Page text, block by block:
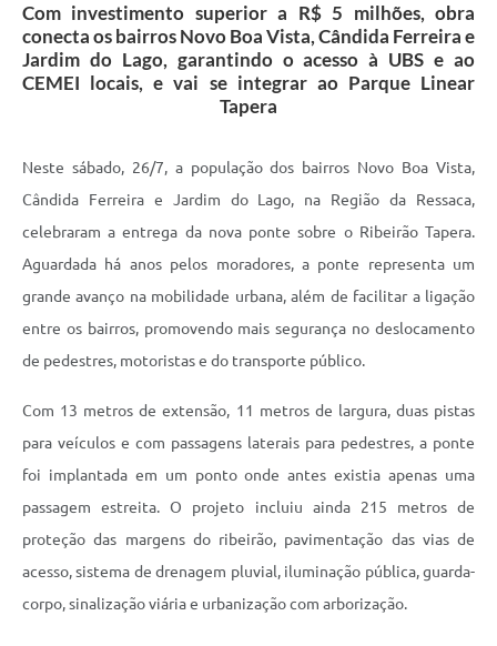
Com investimento superior a R$ 5 milhões, obra
conecta os bairros Novo Boa Vista, Cândida Ferreira e
Jardim do Lago, garantindo o acesso à UBS e ao
CEMEI locais, e vai se integrar ao Parque Linear
Tapera
Neste sábado, 26/7, a população dos bairros Novo Boa Vista,
Cândida Ferreira e Jardim do Lago, na Região da Ressaca,
celebraram a entrega da nova ponte sobre o Ribeirão Tapera.
Aguardada há anos pelos moradores, a ponte representa um
grande avanço na mobilidade urbana, além de facilitar a ligação
entre os bairros, promovendo mais segurança no deslocamento
de pedestres, motoristas e do transporte público.
Com 13 metros de extensão, 11 metros de largura, duas pistas
para veículos e com passagens laterais para pedestres, a ponte
foi implantada em um ponto onde antes existia apenas uma
passagem estreita. O projeto incluiu ainda 215 metros de
proteção das margens do ribeirão, pavimentação das vias de
acesso, sistema de drenagem pluvial, iluminação pública, guarda-
corpo, sinalização viária e urbanização com arborização.